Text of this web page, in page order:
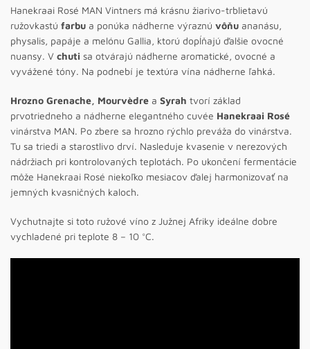
Hanekraai Rosé MAN Vintners má krásnu žiarivo-trblietavú
ružovkastú farbu a ponúka nádherne výraznú vôňu ananásu,
physalis, papáje a melónu Gallia, ktorú dopĺňajú ďalšie ovocné
nuansy. V chuti sa otvárajú nádherne aromatické, ovocné a
vyvážené tóny. Na podnebí je textúra vína nádherne ľahká.
Hrozno Grenache, Mourvèdre a Syrah tvorí základ
prvotriedneho a nádherne elegantného cuvée Hanekraai Rosé
vinárstva MAN. Po zbere sa hrozno rýchlo preváža do vinárstva.
Tu sa triedi a starostlivo drví. Nasleduje kvasenie v nerezových
nádržiach pri kontrolovaných teplotách. Po ukončení fermentácie
môže Hanekraai Rosé niekoľko mesiacov ďalej harmonizovať na
jemných kvasničných kaloch.
Vychutnajte si toto ružové víno z Južnej Afriky ideálne dobre
vychladené pri teplote 8 – 10 °C.